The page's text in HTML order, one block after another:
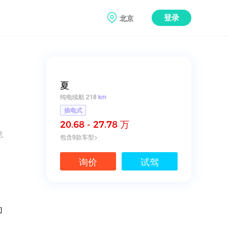
北京 登录
夏
纯电续航 218 km
插电式
20.68 - 27.78 万
包含9款车型>
询价 试驾